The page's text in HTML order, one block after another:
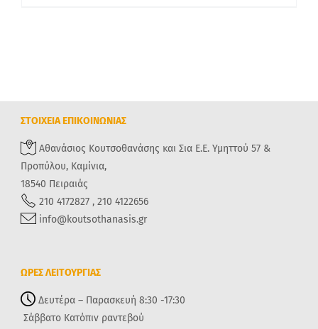
ΣΤΟΙΧΕΙΑ ΕΠΙΚΟΙΝΩΝΙΑΣ
Αθανάσιος Κουτσοθανάσης και Σια Ε.Ε. Υμηττού 57 &
Προπύλου, Καμίνια,
18540 Πειραιάς
210 4172827 , 210 4122656
info@koutsothanasis.gr
ΩΡΕΣ ΛΕΙΤΟΥΡΓΙΑΣ
Δευτέρα – Παρασκευή 8:30 -17:30
Σάββατο Κατόπιν ραντεβού